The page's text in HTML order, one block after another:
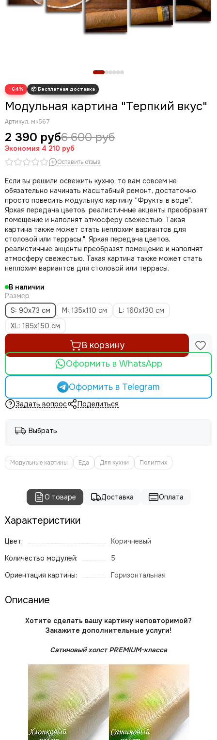
Новогодние картины
−64%
Модульная картина "Терпкий вкус"
Артикул: мк567
2 390 руб6 600 руб
Экономия 4 210 руб
Оставить отзыв
Если вы решили освежить кухню, то вам совсем не
обязательно начинать масштабный ремонт, достаточно
просто повесить модульную картину “Фрукты в воде".
Яркая передача цветов, реалистичные акценты преобразят
помещение и наполнят атмосферу свежестью. Такая
картина также может стать неплохим вариантов для
столовой или террасы.". Яркая передача цветов,
реалистичные акценты преобразят помещение и наполнят
атмосферу свежестью. Такая картина также может стать
неплохим вариантов для столовой или террасы.
В наличии
Размер
S: 90x73 см
M: 135х110 см
L: 160х130 см
XL: 185х150 см
В корзину
Оформить в WhatsApp
Оформить в Telegram
Задать вопрос Поделиться
Выбрать
Модульные картины Еда Для кухни Полиптих
О товаре Доставка Оплата
Характеристики
Цвет:
Коричневый
Количество модулей:
5
Ориентация картины:
Горизонтальная
Описание
Хотите сделать вашу картину неповторимой?
Закажите дополнительные услуги!
Сатиновый холст PREMIUM-класса